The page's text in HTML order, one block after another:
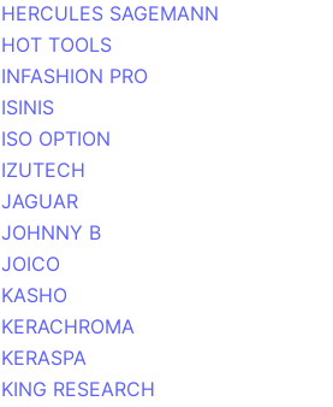
HERCULES SAGEMANN
HOT TOOLS
INFASHION PRO
ISINIS
ISO OPTION
IZUTECH
JAGUAR
JOHNNY B
JOICO
KASHO
KERACHROMA
KERASPA
KING RESEARCH